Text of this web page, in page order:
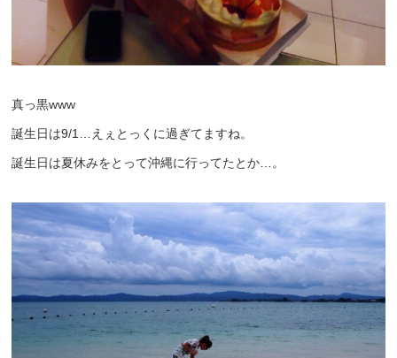
真っ黒www
誕生日は9/1…えぇとっくに過ぎてますね。
誕生日は夏休みをとって沖縄に行ってたとか…。